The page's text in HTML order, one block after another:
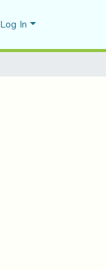
Log In